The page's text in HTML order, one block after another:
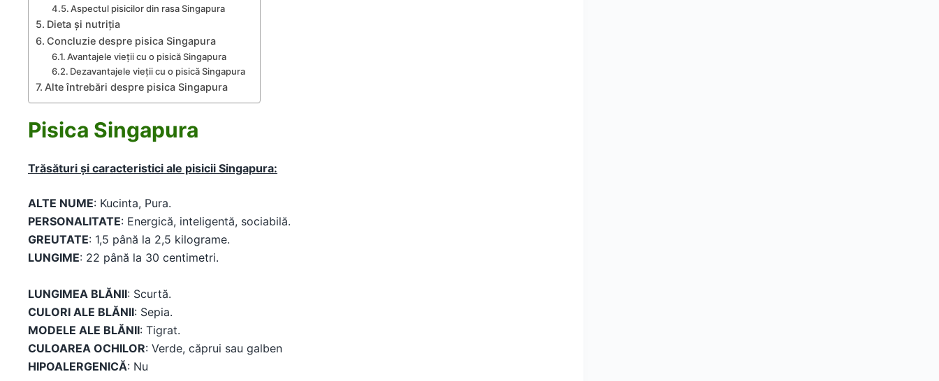
Aspectul pisicilor din rasa Singapura
Dieta și nutriția
Concluzie despre pisica Singapura
Avantajele vieții cu o pisică Singapura
Dezavantajele vieții cu o pisică Singapura
Alte întrebări despre pisica Singapura
Pisica Singapura
Trăsături și caracteristici ale pisicii Singapura:
ALTE NUME: Kucinta, Pura.
PERSONALITATE: Energică, inteligentă, sociabilă.
GREUTATE: 1,5 până la 2,5 kilograme.
LUNGIME: 22 până la 30 centimetri.
LUNGIMEA BLĂNII: Scurtă.
CULORI ALE BLĂNII: Sepia.
MODELE ALE BLĂNII: Tigrat.
CULOAREA OCHILOR: Verde, căprui sau galben
HIPOALERGENICĂ: Nu